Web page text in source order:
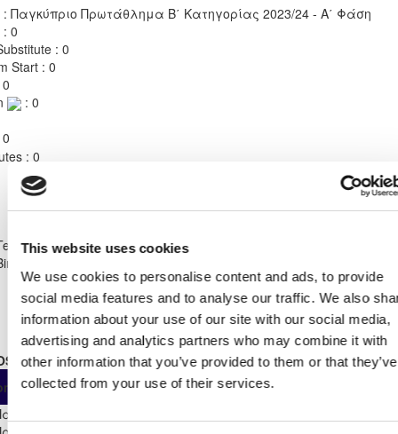
This website uses cookies
We use cookies to personalise content and ads, to provide
social media features and to analyse our traffic. We also
information about your use of our site with our social media,
advertising and analytics partners who may combine it with
other information that you’ve provided to them or that they’ve
collected from your use of their services.
: Παγκύπριο Πρωτάθλημα Β΄ Κατηγορίας 2023/24 - Α΄ Φάση
: 0
: 0
Start : 0
: 0
: 0
ΑΣΙΛ ΛΥΣΗΣ
Shirt Number
6
STATS 2023 - 2024
App As
From